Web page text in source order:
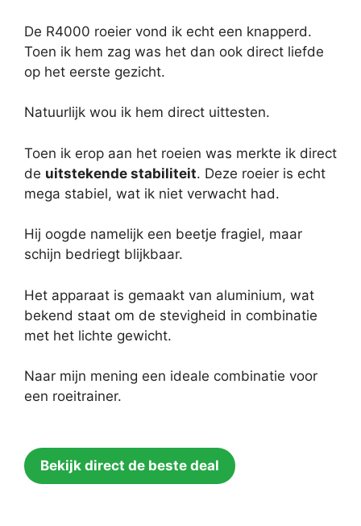
De R4000 roeier vond ik echt een knapperd.
Toen ik hem zag was het dan ook direct liefde
op het eerste gezicht.
Natuurlijk wou ik hem direct uittesten.
Toen ik erop aan het roeien was merkte ik direct
de uitstekende stabiliteit. Deze roeier is echt
mega stabiel, wat ik niet verwacht had.
Hij oogde namelijk een beetje fragiel, maar
schijn bedriegt blijkbaar.
Het apparaat is gemaakt van aluminium, wat
bekend staat om de stevigheid in combinatie
met het lichte gewicht.
Naar mijn mening een ideale combinatie voor
een roeitrainer.
Bekijk direct de beste deal